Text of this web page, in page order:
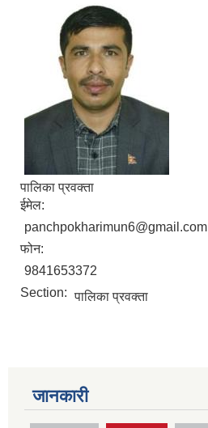
पालिका प्रवक्ता
ईमेल:
panchpokharimun6@gmail.com
फोन:
9841653372
Section: पालिका प्रवक्ता
जानकारी